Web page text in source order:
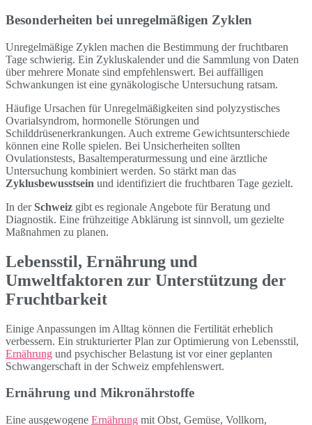
Besonderheiten bei unregelmäßigen Zyklen
Unregelmäßige Zyklen machen die Bestimmung der fruchtbaren
Tage schwierig. Ein Zykluskalender und die Sammlung von Daten
über mehrere Monate sind empfehlenswert. Bei auffälligen
Schwankungen ist eine gynäkologische Untersuchung ratsam.
Häufige Ursachen für Unregelmäßigkeiten sind polyzystisches
Ovarialsyndrom, hormonelle Störungen und
Schilddrüsenerkrankungen. Auch extreme Gewichtsunterschiede
können eine Rolle spielen. Bei Unsicherheiten sollten
Ovulationstests, Basaltemperaturmessung und eine ärztliche
Untersuchung kombiniert werden. So stärkt man das
Zyklusbewusstsein und identifiziert die fruchtbaren Tage gezielt.
In derSchweiz gibt es regionale Angebote für Beratung und
Diagnostik. Eine frühzeitige Abklärung ist sinnvoll, um gezielte
Maßnahmen zu planen.
Lebensstil, Ernährung und
Umweltfaktoren zur Unterstützung der
Fruchtbarkeit
Einige Anpassungen im Alltag können die Fertilität erheblich
verbessern. Ein strukturierter Plan zur Optimierung von Lebensstil,
Ernährung und psychischer Belastung ist vor einer geplanten
Schwangerschaft in der Schweiz empfehlenswert.
Ernährung und Mikronährstoffe
Eine ausgewogene Ernährung mit Obst, Gemüse, Vollkorn,